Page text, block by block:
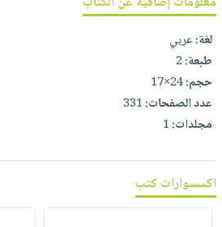
لغة:عربي
طبعة:2
حجم:24×17
عدد الصفحات:331
مجلدات:1
اكسسوارات كتب